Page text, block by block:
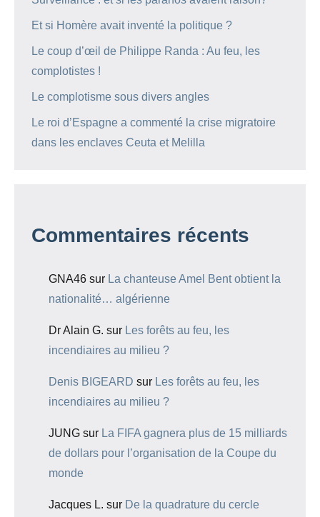
Et si Homère avait inventé la politique ?
Le coup d’œil de Philippe Randa : Au feu, les
complotistes !
Le complotisme sous divers angles
Le roi d’Espagne a commenté la crise migratoire
dans les enclaves Ceuta et Melilla
Commentaires récents
GNA46 sur La chanteuse Amel Bent obtient la
nationalité… algérienne
Dr Alain G. sur Les forêts au feu, les
incendiaires au milieu ?
Denis BIGEARD sur Les forêts au feu, les
incendiaires au milieu ?
JUNG sur La FIFA gagnera plus de 15 milliards
de dollars pour l’organisation de la Coupe du
monde
Jacques L. sur De la quadrature du cercle